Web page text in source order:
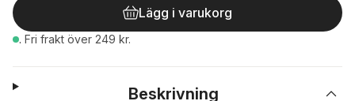
Lägg i varukorg
. Fri frakt över 249 kr.
Beskrivning